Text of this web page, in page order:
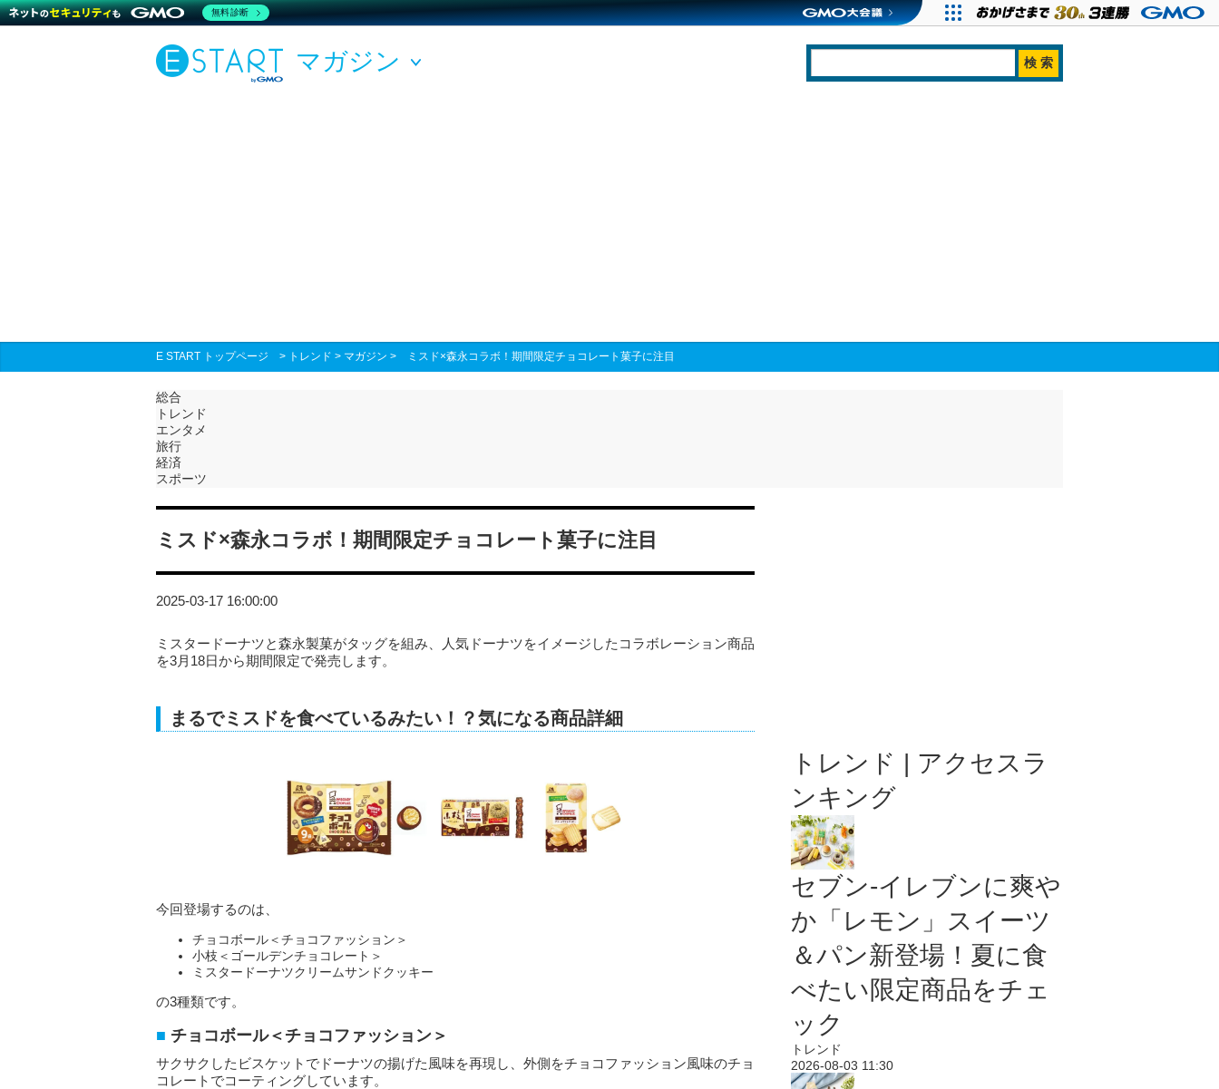
マガジン
E START トップページ > トレンド > マガジン > ミスド×森永コラボ！期間限定チョコレート菓子に注目
総合
トレンド
エンタメ
旅行
経済
スポーツ
ミスド×森永コラボ！期間限定チョコレート菓子に注目
2025-03-17 16:00:00
ミスタードーナツと森永製菓がタッグを組み、人気ドーナツをイメージしたコラボレーション商品
を3月18日から期間限定で発売します。
まるでミスドを食べているみたい！？気になる商品詳細
今回登場するのは、
チョコボール＜チョコファッション＞
小枝＜ゴールデンチョコレート＞
ミスタードーナツクリームサンドクッキー
の3種類です。
チョコボール＜チョコファッション＞
サクサクしたビスケットでドーナツの揚げた風味を再現し、外側をチョコファッション風味のチョ
コレートでコーティングしています。
トレンド | アクセスラ
ンキング
セブン‐イレブンに爽や
か「レモン」スイーツ
＆パン新登場！夏に食
べたい限定商品をチェ
ック
トレンド
2026-08-03 11:30
無料診断